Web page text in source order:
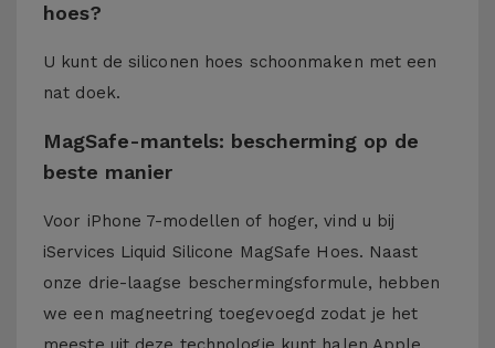
hoes?
U kunt de siliconen hoes schoonmaken met een
nat doek.
MagSafe-mantels: bescherming op de
beste manier
Voor iPhone 7-modellen of hoger, vind u bij
iServices Liquid Silicone MagSafe Hoes. Naast
onze drie-laagse beschermingsformule, hebben
we een magneetring toegevoegd zodat je het